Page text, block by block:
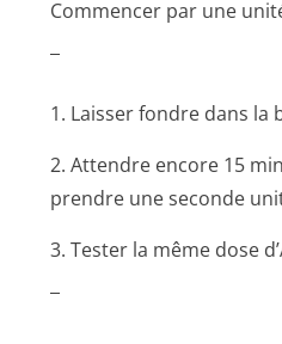
Commencer par une
¯
1. Laisser fondre dans la
2. Attendre encore 15
prendre une seconde
3. Tester la même dose
¯